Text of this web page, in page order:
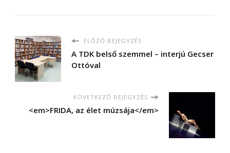
ELŐZŐ BEJEGYZÉS
A TDK belső szemmel – interjú Gecser
Ottóval
KÖVETKEZŐ BEJEGYZÉS
<em>FRIDA, az élet múzsája</em>